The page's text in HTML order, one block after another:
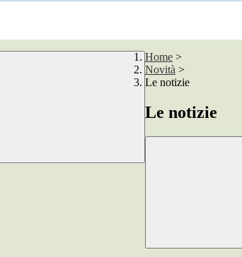
Home >
Novità >
Le notizie
Le notizie